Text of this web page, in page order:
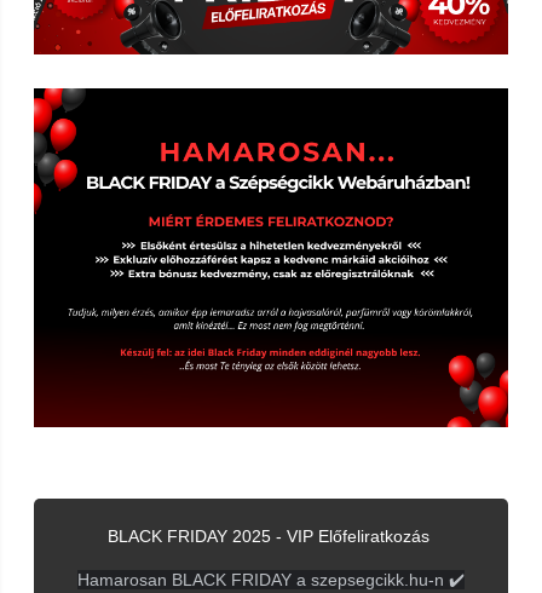
BLACK FRIDAY 2025 - VIP Előfeliratkozás
Hamarosan BLACK FRIDAY a szepsegcikk.hu-n ✔️